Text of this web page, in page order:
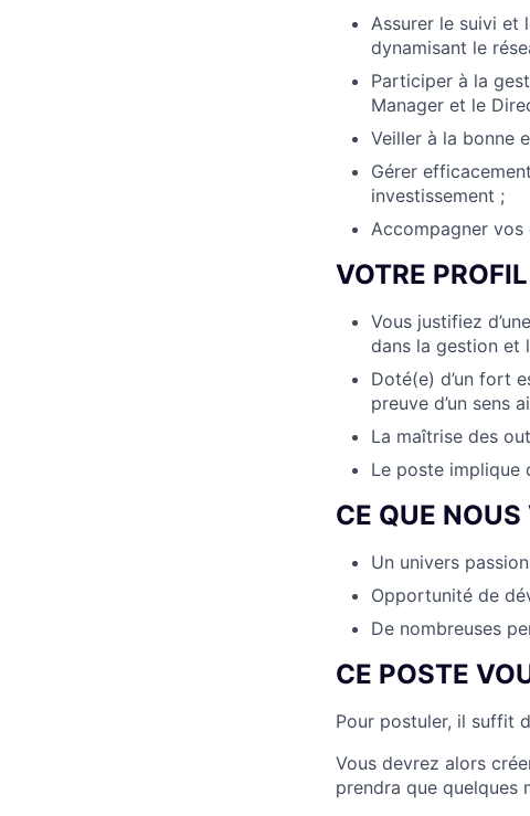
Assurer le suivi et
dynamisant le
Participer à la
Manager et le
Veiller à la bonne
Gérer
investissement ;
Accompagner
VOTRE PROFIL
Vous justifiez
dans la gestion et
Doté(e) d’un fort
preuve d’un sens
La maîtrise des
Le poste implique
CE QUE
Un univers
Opportunité de
De nombreuses
CE POSTE
Pour postuler, il suffit
Vous devrez alors
prendra que quelques